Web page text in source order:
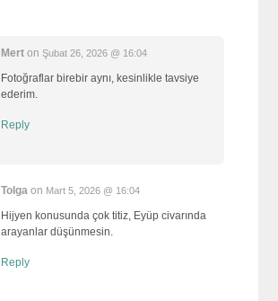
Mert onŞubat 26, 2026 @ 16:04
Fotoğraflar birebir aynı, kesinlikle tavsiye
ederim.
Reply
Tolga on Mart 5, 2026 @ 16:04
Hijyen konusunda çok titiz, Eyüp civarında
arayanlar düşünmesin.
Reply